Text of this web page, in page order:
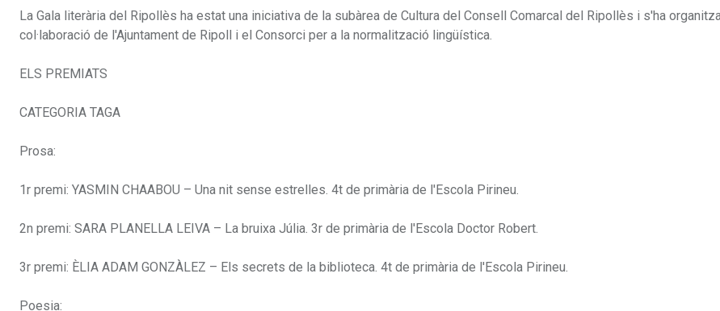
La Gala literària del Ripollès ha estat una iniciativa de la subàrea de Cultura del Consell Comarcal del Ripollès i s'ha
col·laboració de l'Ajuntament de Ripoll i el Consorci per a la normalització lingüística.
ELS PREMIATS
CATEGORIA TAGA
Prosa:
1r premi: YASMIN CHAABOU – Una nit sense estrelles. 4t de primària de l'Escola Pirineu.
2n premi: SARA PLANELLA LEIVA – La bruixa Júlia. 3r de primària de l'Escola Doctor Robert.
3r premi: ÈLIA ADAM GONZÀLEZ – Els secrets de la biblioteca. 4t de primària de l'Escola Pirineu.
Poesia: